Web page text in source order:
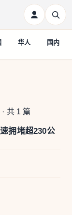
华人 国内
· 共 1 篇
拥堵超230公